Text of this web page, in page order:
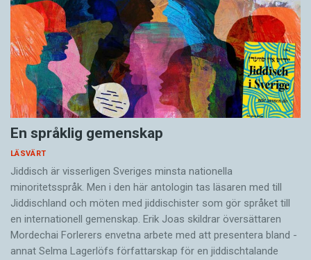
En språklig gemenskap
LÄSVÄRT
Jiddisch är visserligen Sveriges minsta nationella
minoritetsspråk. Men i den här antologin tas läsaren med till
Jiddischland och möten med jiddischister som gör språket till
en internationell gemenskap. Erik Joas skildrar översättaren
Morde­chai Forlerers envetna arbete med att presentera bland ­
annat Selma Lagerlöfs författarskap för en jiddisch­talande